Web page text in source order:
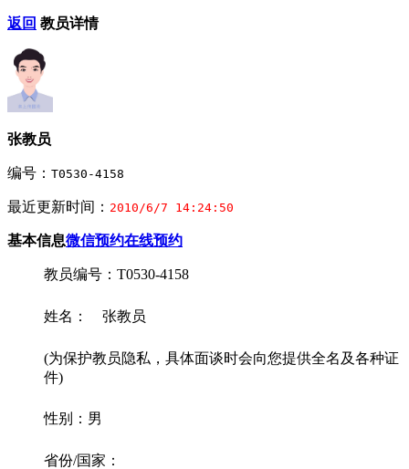
返回 教员详情
张教员
编号： T0530-4158
最近更新时间： 2010/6/7 14:24:50
基本信息微信预约在线预约
教员编号：T0530-4158
姓名： 张教员
(为保护教员隐私，具体面谈时会向您提供全名及各种证
件)
性别：男
省份/国家：